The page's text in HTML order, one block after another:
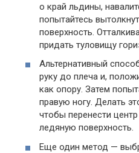
о край льдины,
попытайтесь
поверхность.
придать туловищу
Альтернативный
руку до плеча и,
как опору. Затем
правую ногу. Делать
чтобы перенести
ледяную поверхность.
Еще один метод —